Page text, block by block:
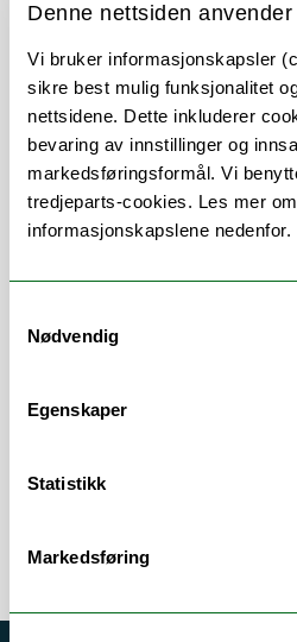
Denne nettsiden
Vi bruker informasjonskapsler
sikre best mulig funksjonalitet
nettsidene. Dette inkluderer
bevaring av innstillinger og
markedsføringsformål. Vi
tredjeparts-cookies. Les mer
informasjonskapslene nedenfor.
Nødvendig
Egenskaper
Statistikk
Markedsføring
Publikasjoner
Her
Universitetslektor
systemer
multimediasystemer
bildeanalyse